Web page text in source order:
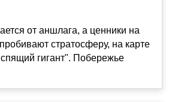
от аншлага, а ценники на
стратосферу, на карте
гигант". Побережье